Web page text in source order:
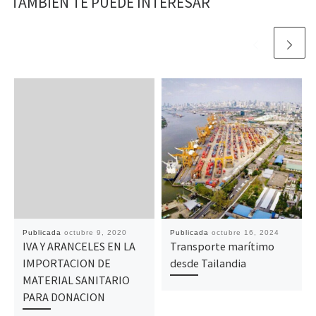
Publicada octubre 9, 2020
IVA Y ARANCELES EN LA
IMPORTACION DE
MATERIAL SANITARIO
PARA DONACION
Publicada octubre 16, 2024
Transporte marítimo
desde Tailandia